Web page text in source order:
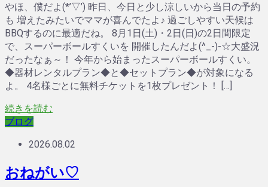
やほ、僕だよ(*’▽’) 昨日、今日と少し涼しいから当日の予約
も 増えたみたいでママが喜んでたよ♪ 過ごしやすい天候は
BBQするのに最適だね。 8月1日(土)・2日(日)の2日間限定
で、スーパーボールすくいを 開催したんだよ(^_-)-☆大盛況
だったなぁ～！ 今年から始まったスーパーボールすくい。
◆器材レンタルプラン◆と◆セットプラン◆が対象になる
よ。 4名様ごとに無料チケットを1枚プレゼント！ […]
続きを読む
ブログ
2026.08.02
おねがい♡